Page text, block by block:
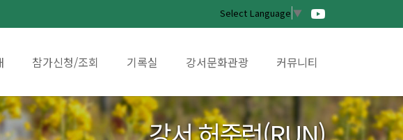
Select Language ▼
참가신청/조회 기록실 강서문화관광 커뮤니티